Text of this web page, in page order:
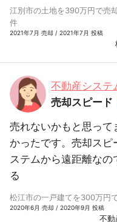
江別市の土地を390万円で売
件
2021年7月 売却 / 2021年7月 投稿
不動産システ
売却スピード
売れないかもと思って
かったです。売却ス
ステムから遠距離な
る
松江市の一戸建てを300万円
2020年6月 売却 / 2020年9月 投稿
不動